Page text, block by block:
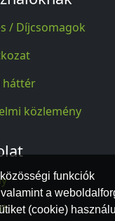
funkciók
a
(cookie)
/ Díjcsomagok
háttér
közlemény